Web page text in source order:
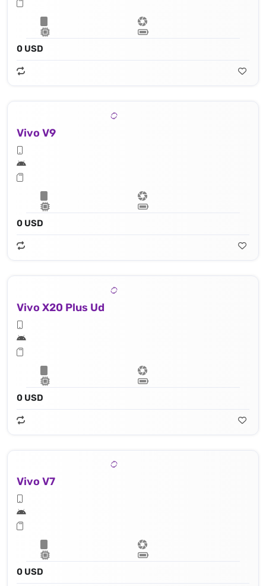
0 USD
Vivo V9
0 USD
Vivo X20 Plus Ud
0 USD
Vivo V7
0 USD